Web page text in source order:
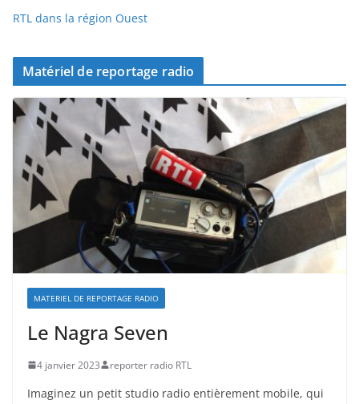
RTL dans la région Ouest
Matériel de reportage radio
MATERIEL DE REPORTAGE RADIO
Le Nagra Seven
4 janvier 2023 reporter radio RTL
Imaginez un petit studio radio entièrement mobile, qui